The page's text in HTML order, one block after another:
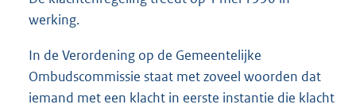
werking.
In de Verordening op de Gemeentelijke
Ombudscommissie staat met zoveel woorden dat
iemand met een klacht in eerste instantie die klacht